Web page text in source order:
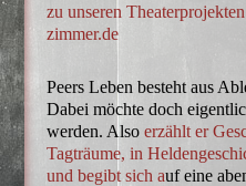
zu unseren
zimmer.de
Peers Leben besteht aus
Dabei möchte doch
werden. Also erzählt er
Tagträume, in
und begibt sich auf eine